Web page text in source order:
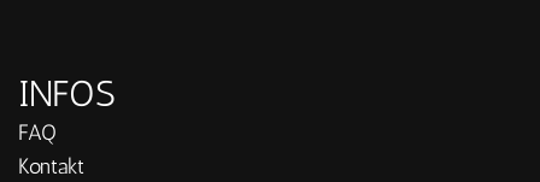
INFOS
FAQ
Kontakt